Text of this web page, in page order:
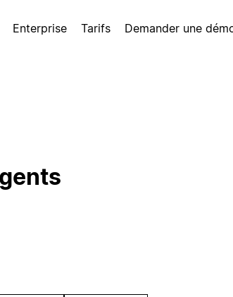
Enterprise Tarifs Demander une